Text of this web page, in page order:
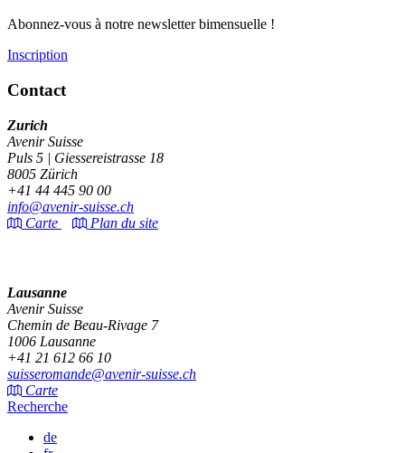
Abonnez-vous à notre newsletter bimensuelle !
Inscription
Contact
Zurich
Avenir Suisse
Puls 5 | Giessereistrasse 18
8005 Zürich
+41 44 445 90 00
info@avenir-suisse.ch
Carte
Plan du site
Lausanne
Avenir Suisse
Chemin de Beau-Rivage 7
1006 Lausanne
+41 21 612 66 10
suisseromande@avenir-suisse.ch
Carte
Recherche
de